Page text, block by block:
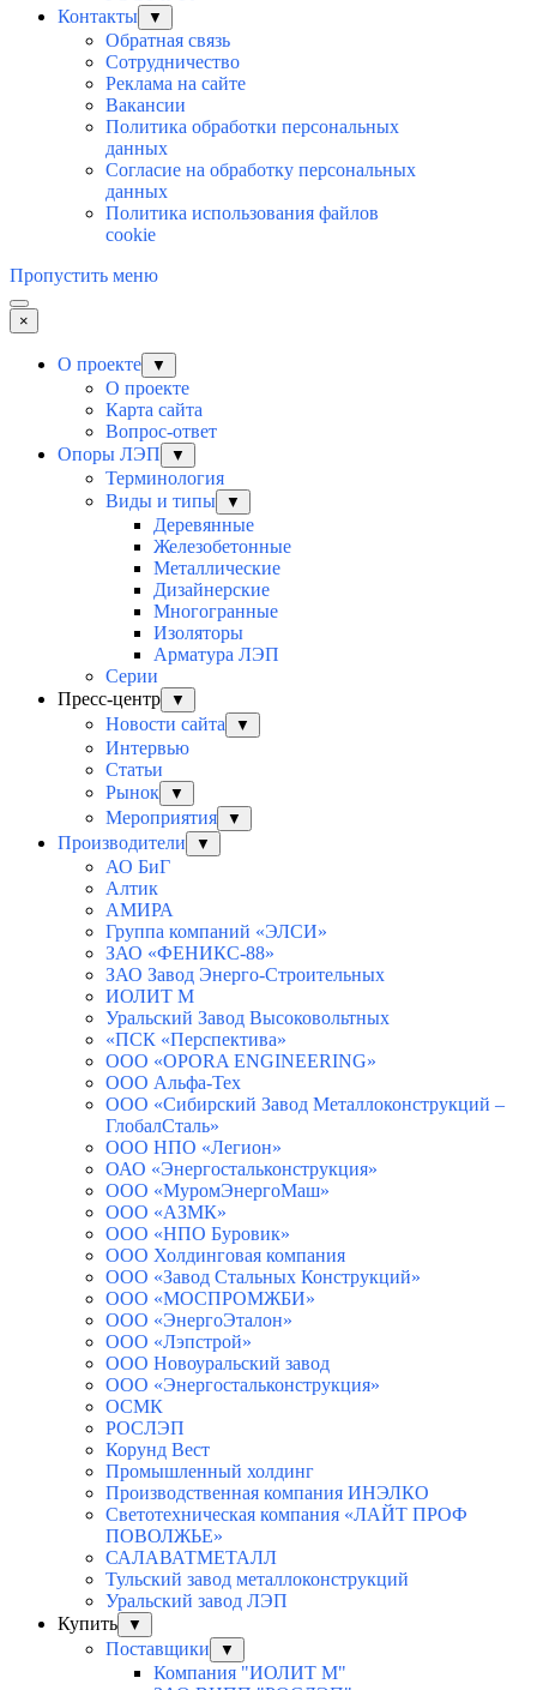
Контакты
▼
Обратная связь
Сотрудничество
Реклама на сайте
Вакансии
Политика обработки персональных
данных
Согласие на обработку персональных
данных
Политика использования файлов
cookie
Пропустить меню
×
О проекте ▼
О проекте
Карта сайта
Вопрос-ответ
Опоры ЛЭП
▼
Терминология
Виды и типы
▼
Деревянные
Железобетонные
Металлические
Дизайнерские
Многогранные
Изоляторы
Арматура ЛЭП
Серии
Пресс-центр
▼
Новости сайта ▼
Интервью
Статьи
Рынок
▼
Мероприятия ▼
Производители ▼
АО БиГ
Алтик
АМИРА
Группа компаний «ЭЛСИ»
ЗАО «ФЕНИКС-88»
ЗАО Завод Энерго-Строительных
ИОЛИТ М
Уральский Завод Высоковольтных
«ПСК «Перспектива»
ООО «OPORA ENGINEERING»
ООО Альфа-Тех
ООО «Сибирский Завод Металлоконструкций –
ГлобалСталь»
ООО НПО «Легион»
ОАО «Энергостальконструкция»
ООО «МуромЭнергоМаш»
ООО «АЗМК»
ООО «НПО Буровик»
ООО Холдинговая компания
ООО «Завод Стальных Конструкций»
ООО «МОСПРОМЖБИ»
ООО «ЭнергоЭталон»
ООО «Лэпстрой»
ООО Новоуральский завод
ООО «Энергостальконструкция»
ОСМК
РОСЛЭП
Корунд Вест
Промышленный холдинг
Производственная компания ИНЭЛКО
Светотехническая компания «ЛАЙТ ПРОФ
ПОВОЛЖЬЕ»
САЛАВАТМЕТАЛЛ
Тульский завод металлоконструкций
Уральский завод ЛЭП
Купить
▼
Поставщики ▼
Компания "ИОЛИТ М"